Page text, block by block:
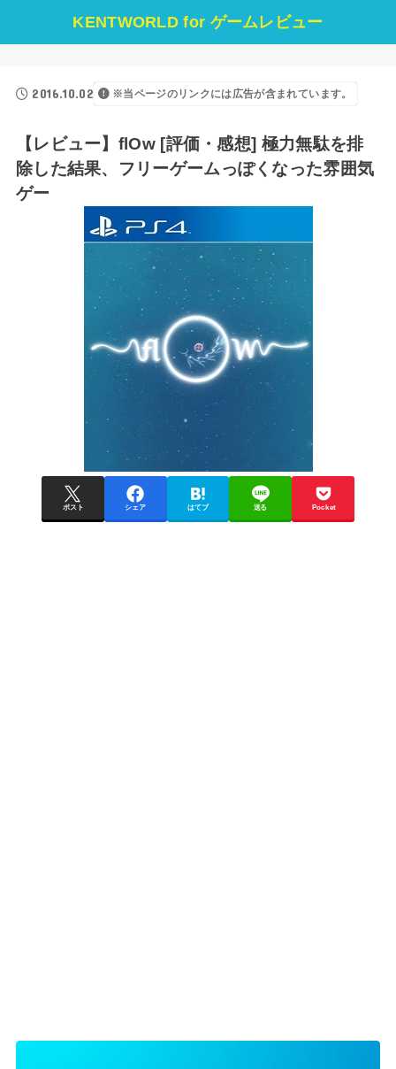
KENTWORLD for ゲームレビュー
2016.10.02 ※当ページのリンクには広告が含まれています。
【レビュー】flOw [評価・感想] 極力無駄を排
除した結果、フリーゲームっぽくなった雰囲気
ゲー
ポスト シェア はてブ 送る Pocket